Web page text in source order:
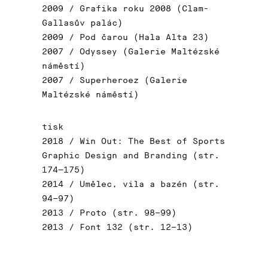
2009 / Grafika roku 2008 (Clam-
Gallasův palác)
2009 / Pod čarou (Hala Alta 23)
2007 / Odyssey (Galerie Maltézské
náměstí)
2007 / Superheroez (Galerie
Maltézské náměstí)
tisk
2018 / Win Out: The Best of Sports
Graphic Design and Branding (str.
174—175)
2014 / Umělec, vila a bazén (str.
94–97)
2013 / Proto (str. 98–99)
2013 / Font 132 (str. 12–13)